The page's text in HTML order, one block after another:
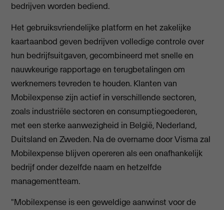
bedrijven worden bediend.
Het gebruiksvriendelijke platform en het zakelijke
kaartaanbod geven bedrijven volledige controle over
hun bedrijfsuitgaven, gecombineerd met snelle en
nauwkeurige rapportage en terugbetalingen om
werknemers tevreden te houden. Klanten van
Mobilexpense zijn actief in verschillende sectoren,
zoals industriële sectoren en consumptiegoederen,
met een sterke aanwezigheid in België, Nederland,
Duitsland en Zweden. Na de overname door Visma zal
Mobilexpense blijven opereren als een onafhankelijk
bedrijf onder dezelfde naam en hetzelfde
managementteam.
"Mobilexpense is een geweldige aanwinst voor de